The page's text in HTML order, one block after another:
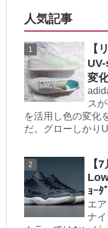
人気記事
【
変
ス
を活用し色の変化
だ。グローしかり
【
ｮｰﾀ
エ
ナ